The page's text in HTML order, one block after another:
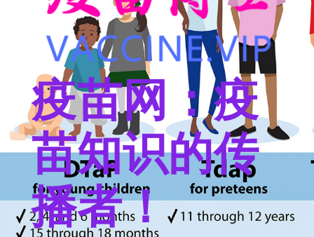
疫苗网：疫
苗知识的传
播者！